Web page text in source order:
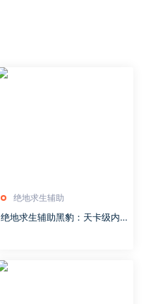
绝地求生辅助
绝地求生辅助黑豹：天卡级内部